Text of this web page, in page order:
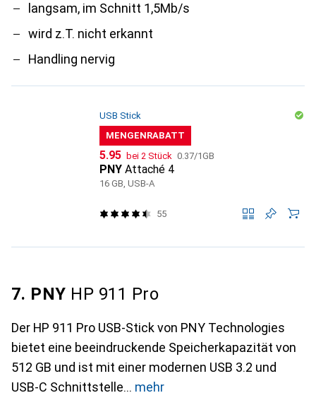
langsam, im Schnitt 1,5Mb/s
wird z.T. nicht erkannt
Handling nervig
USB Stick
MENGENRABATT
CHF
5.95 bei 2 Stück CHF
0.37/1GB
PNY Attaché 4
16 GB, USB-A
55
7. PNY HP 911 Pro
Der HP 911 Pro USB-Stick von PNY Technologies
bietet eine beeindruckende Speicherkapazität von
512 GB und ist mit einer modernen USB 3.2 und
USB-C Schnittstelle
mehr